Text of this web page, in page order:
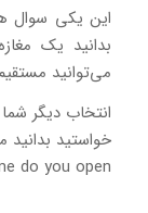
این یکی سوال
بدانید یک
می‌توانید
خواستید بدانید
do you open